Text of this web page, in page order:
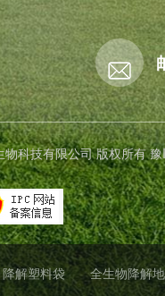
科技有限公司 版权所有
降解塑料袋 全生物降解